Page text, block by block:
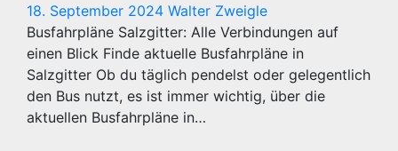
18. September 2024 Walter Zweigle
Busfahrpläne Salzgitter: Alle Verbindungen auf
einen Blick Finde aktuelle Busfahrpläne in
Salzgitter Ob du täglich pendelst oder gelegentlich
den Bus nutzt, es ist immer wichtig, über die
aktuellen Busfahrpläne in…